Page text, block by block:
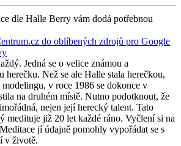
dle Halle Berry vám dodá potřebnou
do oblíbených zdrojů pro Google
Jedná se o velice známou a
herečku. Než se ale Halle stala herečkou,
modelingu, v roce 1986 se dokonce v
na druhém místě. Nutno podotknout, že
nejen její herecký talent. Tato
medituje již 20 let každé ráno. Vyčlení si na
jí údajně pomohly vypořádat se s
v životě.